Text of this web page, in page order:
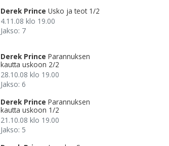
Derek Prince Usko ja teot 1/2
4.11.08 klo 19.00
Jakso: 7
Derek Prince Parannuksen
kautta uskoon 2/2
28.10.08 klo 19.00
Jakso: 6
Derek Prince Parannuksen
kautta uskoon 1/2
21.10.08 klo 19.00
Jakso: 5